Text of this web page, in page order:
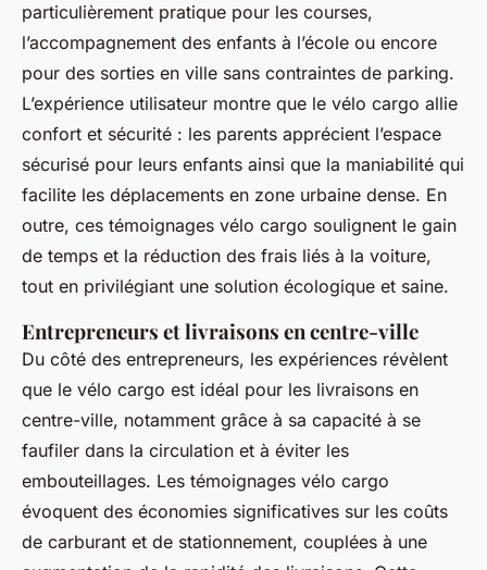
particulièrement pratique pour les courses,
l’accompagnement des enfants à l’école ou encore
pour des sorties en ville sans contraintes de parking.
L’expérience utilisateur montre que le vélo cargo allie
confort et sécurité : les parents apprécient l’espace
sécurisé pour leurs enfants ainsi que la maniabilité qui
facilite les déplacements en zone urbaine dense. En
outre, ces témoignages vélo cargo soulignent le gain
de temps et la réduction des frais liés à la voiture,
tout en privilégiant une solution écologique et saine.
Entrepreneurs et livraisons en centre-ville
Du côté des entrepreneurs, les expériences révèlent
que le vélo cargo est idéal pour les livraisons en
centre-ville, notamment grâce à sa capacité à se
faufiler dans la circulation et à éviter les
embouteillages. Les témoignages vélo cargo
évoquent des économies significatives sur les coûts
de carburant et de stationnement, couplées à une